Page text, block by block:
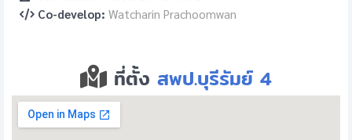
Co-develop: Watcharin Prachoomwan
ที่ตั้ง สพป.บุรีรัมย์ 4